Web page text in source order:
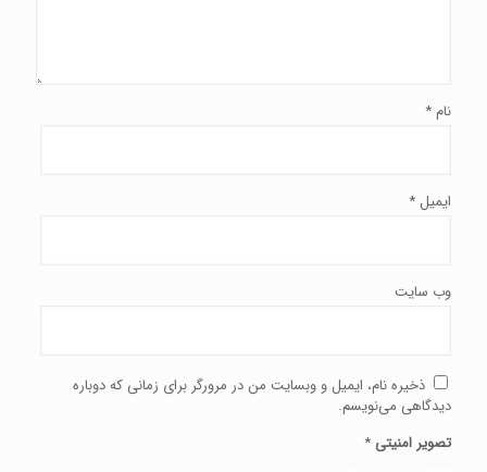
نام *
ایمیل *
وب‌ سایت
ذخیره نام، ایمیل و وبسایت من در مرورگر برای زمانی که دوباره
دیدگاهی می‌نویسم.
تصویر امنیتی *